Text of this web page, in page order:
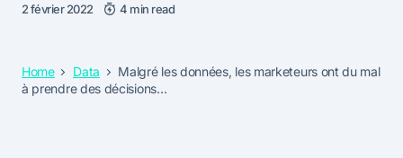
2 février 2022 4 min read
Home Data
Malgré les données, les marketeurs ont du mal
à prendre des décisions…